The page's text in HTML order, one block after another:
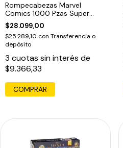
Rompecabezas Marvel
Comics 1000 Pzas Super
Grande
$28.099,00
$25.289,10 con Transferencia o
depósito
3 cuotas sin interés de
$9.366,33